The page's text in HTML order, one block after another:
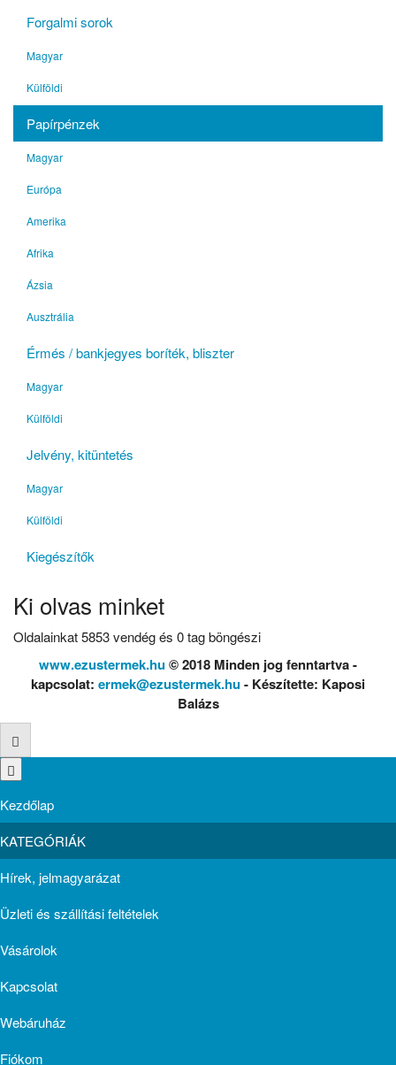
Forgalmi sorok
Magyar
Külföldi
Papírpénzek
Magyar
Európa
Amerika
Afrika
Ázsia
Ausztrália
Érmés / bankjegyes boríték, bliszter
Magyar
Külföldi
Jelvény, kitüntetés
Magyar
Külföldi
Kiegészítők
Ki olvas minket
Oldalainkat 5853 vendég és 0 tag böngészi
www.ezustermek.hu© 2018 Minden jog fenntartva -
kapcsolat: ermek@ezustermek.hu- Készítette: Kaposi
Balázs
Kezdőlap
KATEGÓRIÁK
Hírek, jelmagyarázat
Üzleti és szállítási feltételek
Vásárolok
Kapcsolat
Webáruház
Fiókom